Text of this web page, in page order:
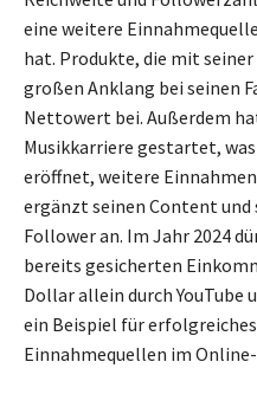
eine weitere
hat. Produkte, die mit
großen Anklang bei seinen
Nettowert bei. Außerdem
Musikkarriere gestartet,
eröffnet, weitere
ergänzt seinen Content und
Follower an. Im Jahr 2024
bereits gesicherten
Dollar allein durch YouTube
ein Beispiel für
Einnahmequellen im